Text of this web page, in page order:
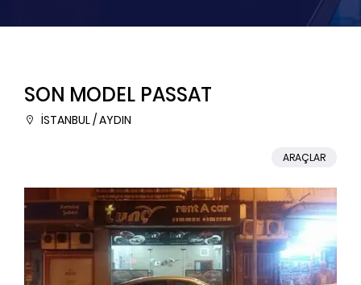
SON MODEL PASSAT
İSTANBUL / AYDIN
ARAÇLAR